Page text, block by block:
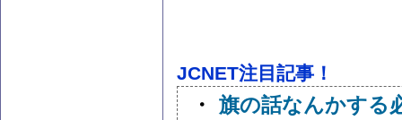
JCNET注目記事！
・ 旗の話なんかする